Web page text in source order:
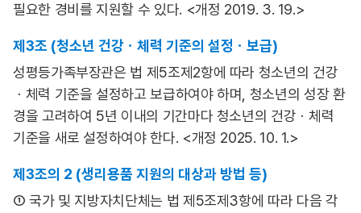
필요한 경비를 지원할 수 있다. <개정 2019. 3. 19.>
제3조 (청소년 건강ㆍ체력 기준의 설정ㆍ보급)
성평등가족부장관은 법 제5조제2항에 따라 청소년의 건강
ㆍ체력 기준을 설정하고 보급하여야 하며, 청소년의 성장 환
경을 고려하여 5년 이내의 기간마다 청소년의 건강ㆍ체력
기준을 새로 설정하여야 한다. <개정 2025. 10. 1.>
제3조의 2 (생리용품 지원의 대상과 방법 등)
① 국가 및 지방자치단체는 법 제5조제3항에 따라 다음 각